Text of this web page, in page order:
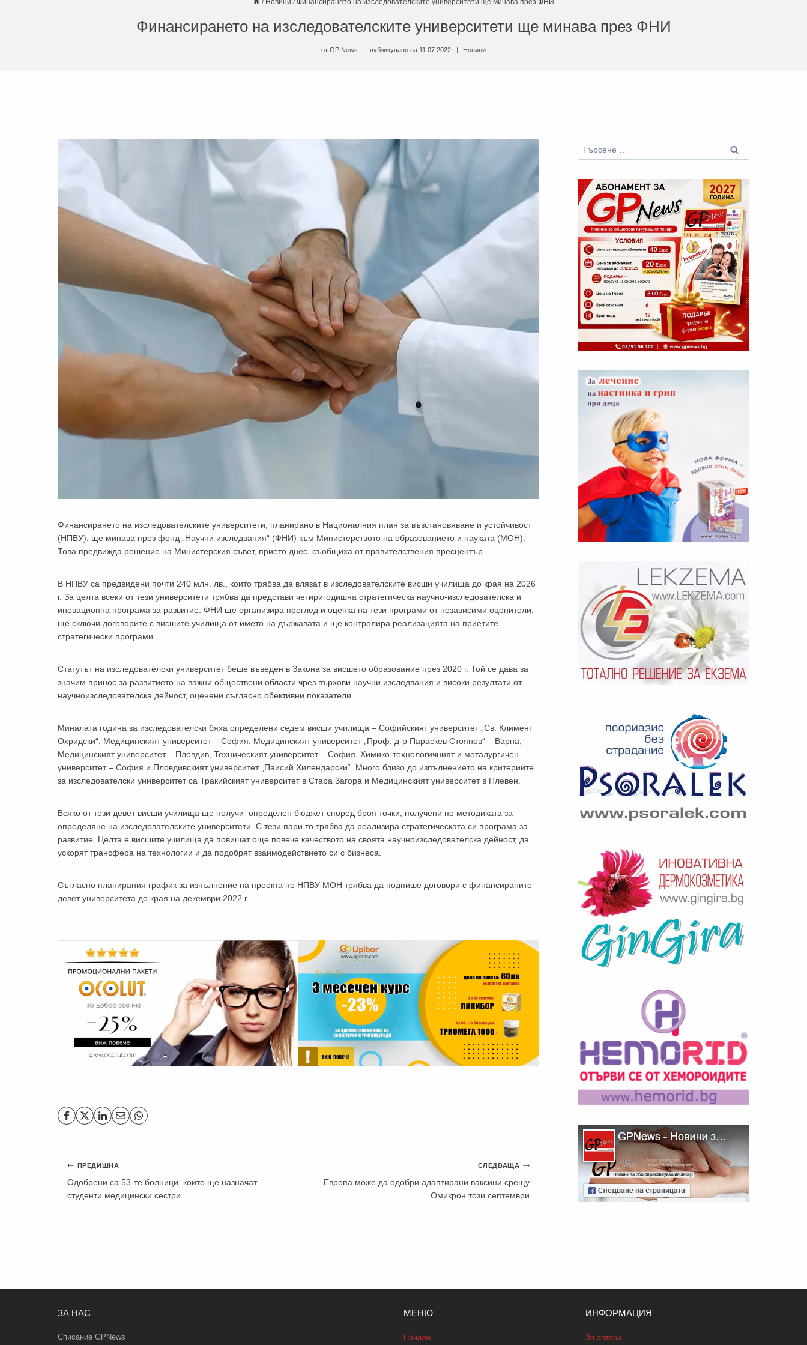
/ Новини / Финансирането на изследователските университети ще минава през ФНИ
Финансирането на изследователските университети ще минава през ФНИ
от GP News публикувано на 11.07.2022 Новини
Финансирането на изследователските университети, планирано в Националния план за възстановяване и устойчивост
(НПВУ), ще минава през фонд „Научни изследвания“ (ФНИ) към Министерството на образованието и науката (МОН).
Това предвижда решение на Министерския съвет, прието днес, съобщиха от правителствения пресцентър.
В НПВУ са предвидени почти 240 млн. лв., които трябва да влязат в изследователските висши училища до края на 2026
г. За целта всеки от тези университети трябва да представи четиригодишна стратегическа научно-изследователска и
иновационна програма за развитие. ФНИ ще организира преглед и оценка на тези програми от независими оценители,
ще сключи договорите с висшите училища от името на държавата и ще контролира реализацията на приетите
стратегически програми.
Статутът на изследователски университет беше въведен в Закона за висшето образование през 2020 г. Той се дава за
значим принос за развитието на важни обществени области чрез върхови научни изследвания и високи резултати от
научноизследователска дейност, оценени съгласно обективни показатели.
Миналата година за изследователски бяха определени седем висши училища – Софийският университет „Св. Климент
Охридски“, Медицинският университет – София, Медицинският университет „Проф. д-р Параскев Стоянов“ – Варна,
Медицинският университет – Пловдив, Техническият университет – София, Химико-технологичният и металургичен
университет – София и Пловдивският университет „Паисий Хилендарски“. Много близо до изпълнението на критериите
за изследователски университет са Тракийският университет в Стара Загора и Медицинският университет в Плевен.
Всяко от тези девет висши училища ще получи определен бюджет според броя точки, получени по методиката за
определяне на изследователските университети. С тези пари то трябва да реализира стратегическата си програма за
развитие. Целта е висшите училища да повишат още повече качеството на своята научноизследователска дейност, да
ускорят трансфера на технологии и да подобрят взаимодействието си с бизнеса.
Съгласно планирания график за изпълнение на проекта по НПВУ МОН трябва да подпише договори с финансираните
девет университета до края на декември 2022 г.
Навигация
ПРЕДИШНА
Одобрени са 53-те болници, които ще назначат
студенти медицински сестри
СЛЕДВАЩА
Европа може да одобри адаптирани ваксини срещу
Омикрон този септември
Търсене
за:
ЗА НАС
Списание GPNews
МЕНЮ
Начало
ИНФОРМАЦИЯ
За автори
GPNews
Аз съм медицински специалист Не съм медицински специалист